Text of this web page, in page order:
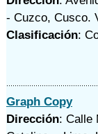
- Cuzco, Cusco.
Clasificación:
Graph Copy
Dirección: Calle